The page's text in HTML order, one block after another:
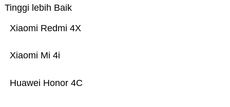
Tinggi lebih Baik
Huawei Honor 4C
Xiaomi Mi 4i
Xiaomi Redmi 4X